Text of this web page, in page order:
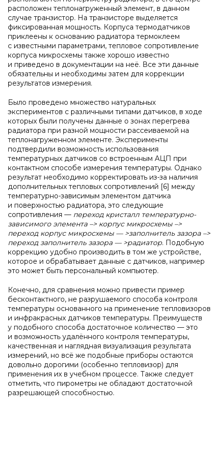
расположен теплонагруженный элемент, в данном
случае транзистор. На транзисторе выделяется
фиксированная мощность. Корпуса термодатчиков
приклеены к основанию радиатора термоклеем
с известными параметрами, тепловое сопротивление
корпуса микросхемы также хорошо известно
и приведено в документации на неё. Все эти данные
обязательны и необходимы затем для коррекции
результатов измерения.
Было проведено множество натуральных
экспериментов с различными типами датчиков, в ходе
которых были получены данные о зонах перегрева
радиатора при разной мощности рассеиваемой на
теплонагруженном элементе. Эксперименты
подтвердили возможность использования
температурных датчиков со встроенным АЦП при
контактном способе измерения температуры. Однако
результат необходимо корректировать из-за наличия
дополнительных тепловых сопротивлений [6] между
температурно-зависимым элементом датчика
и поверхностью радиатора, это следующие
сопротивления — переход кристалл температурно-
зависимого элемента –> корпус микросхемы –>
переход корпус микросхемы — >заполнитель зазора –>
переход заполнитель зазора — >радиатор. Подобную
коррекцию удобно производить в том же устройстве,
которое и обрабатывает данные с датчиков, например
это может быть персональный компьютер.
Конечно, для сравнения можно привести пример
бесконтактного, не разрушаемого способа контроля
температуры основанного на применение тепловизоров
и инфракрасных датчиков температуры. Преимуществ
у подобного способа достаточное количество — это
и возможность удалённого контроля температуры,
качественная и наглядная визуализация результата
измерений, но всё же подобные приборы остаются
довольно дорогими (особенно тепловизор) для
применения их в учебном процессе. Также следует
отметить, что пирометры не обладают достаточной
разрешающей способностью.